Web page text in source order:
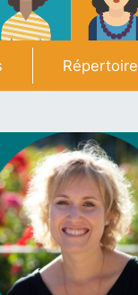
Répertoire